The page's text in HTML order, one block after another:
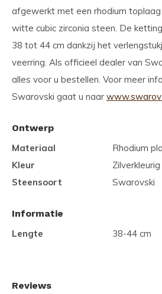
afgewerkt met een rhodium toplaag
witte cubic zirconia steen. De
38 tot 44 cm dankzij het
veerring. Als officieel dealer van
alles voor u bestellen. Voor meer
Swarovski gaat u naar
Ontwerp
Materiaal
Rhodium
Kleur
Zilverkleurig
Steensoort
Swarovski
Informatie
Lengte
38-44 cm
Reviews